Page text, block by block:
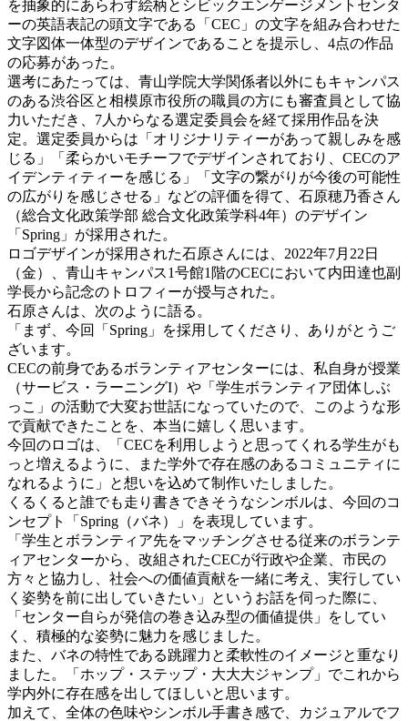
を抽象的にあらわす絵柄とシビックエンゲージメントセンタ
ーの英語表記の頭文字である「CEC」の文字を組み合わせた
文字図体一体型のデザインであることを提示し、4点の作品
の応募があった。
選考にあたっては、青山学院大学関係者以外にもキャンパス
のある渋谷区と相模原市役所の職員の方にも審査員として協
力いただき、7人からなる選定委員会を経て採用作品を決
定。選定委員からは「オリジナリティーがあって親しみを感
じる」「柔らかいモチーフでデザインされており、CECのア
イデンティティーを感じる」「文字の繋がりが今後の可能性
の広がりを感じさせる」などの評価を得て、石原穂乃香さん
（総合文化政策学部 総合文化政策学科4年）のデザイン
「Spring」が採用された。
ロゴデザインが採用された石原さんには、2022年7月22日
（金）、青山キャンパス1号館1階のCECにおいて内田達也副
学長から記念のトロフィーが授与された。
石原さんは、次のように語る。
「まず、今回「Spring」を採用してくださり、ありがとうご
ざいます。
CECの前身であるボランティアセンターには、私自身が授業
（サービス・ラーニングI）や「学生ボランティア団体しぶ
っこ」の活動で大変お世話になっていたので、このような形
で貢献できたことを、本当に嬉しく思います。
今回のロゴは、「CECを利用しようと思ってくれる学生がも
っと増えるように、また学外で存在感のあるコミュニティに
なれるように」と想いを込めて制作いたしました。
くるくると誰でも走り書きできそうなシンボルは、今回のコ
ンセプト「Spring（バネ）」を表現しています。
「学生とボランティア先をマッチングさせる従来のボランテ
ィアセンターから、改組されたCECが行政や企業、市民の
方々と協力し、社会への価値貢献を一緒に考え、実行してい
く姿勢を前に出していきたい」というお話を伺った際に、
「センター自らが発信の巻き込み型の価値提供」をしてい
く、積極的な姿勢に魅力を感じました。
また、バネの特性である跳躍力と柔軟性のイメージと重なり
ました。「ホップ・ステップ・大大大ジャンプ」でこれから
学内外に存在感を出してほしいと思います。
加えて、全体の色味やシンボル手書き感で、カジュアルでフ